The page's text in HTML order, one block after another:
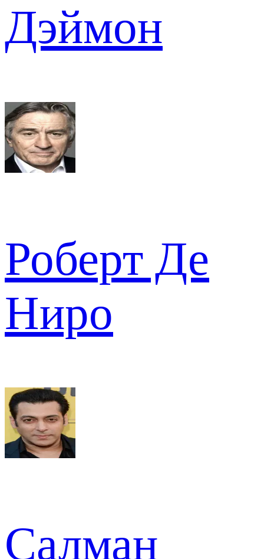
Дэймон
Роберт Де
Ниро
Салман